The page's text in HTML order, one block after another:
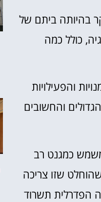
בהיותה ביתם של
כולל כמה
והפעילויות
והחשובים
משמש כמגנט רב
שזו צריכה
בלגיה הפדרלית תשרוד